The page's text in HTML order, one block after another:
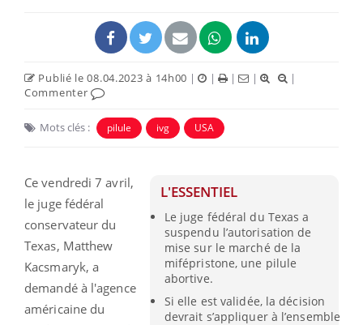
Publié le 08.04.2023 à 14h00 | | | |
|
Commenter
Mots clés : pilule ivg USA
L'ESSENTIEL
Le juge fédéral du Texas a
suspendu l’autorisation de
mise sur le marché de la
mifépristone, une pilule
abortive.
Si elle est validée, la décision
devrait s’appliquer à l’ensemble
Ce vendredi 7 avril,
le juge fédéral
conservateur du
Texas, Matthew
Kacsmaryk, a
demandé à l'agence
américaine du